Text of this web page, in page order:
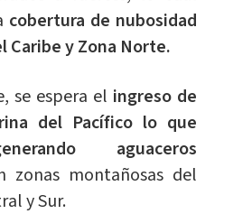
cobertura de nubosidad
Caribe y Zona Norte.
se espera el ingreso de
del Pacífico lo que
aguaceros
zonas montañosas del
y Sur.